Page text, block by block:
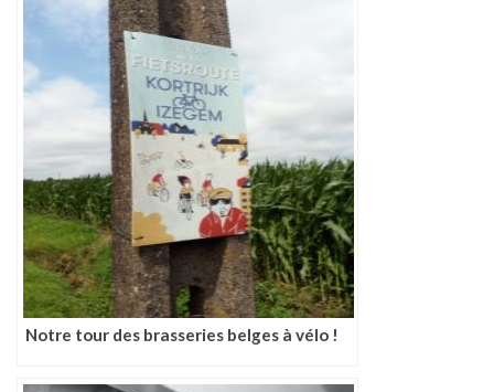
Notre tour des brasseries belges à vélo !